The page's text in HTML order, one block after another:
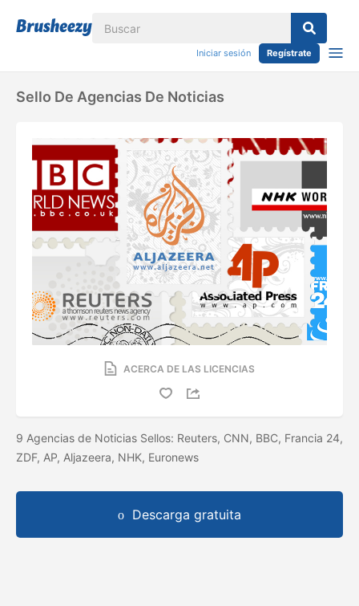
Iniciar sesión Regístrate
Sello De Agencias De Noticias
ACERCA DE LAS LICENCIAS
9 Agencias de Noticias Sellos: Reuters, CNN, BBC, Francia 24,
ZDF, AP, Aljazeera, NHK, Euronews
Descarga gratuita